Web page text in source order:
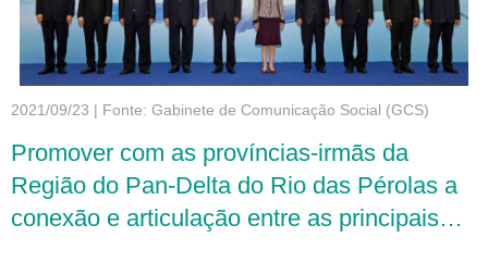
2021/09/23 | Fonte: Gabinete de Comunicação Social (GCS)
Promover com as províncias-irmãs da
Região do Pan-Delta do Rio das Pérolas a
conexão e articulação entre as principais